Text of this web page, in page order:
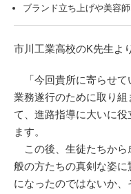
ブランド立ち上げや美容
市川工業高校のK先生よ
「今回貴所に寄らせて
業務遂行のために取り
て、進路指導に大いに
ます。
この後、生徒たちから
般の方たちの真剣な姿
になったのではないか